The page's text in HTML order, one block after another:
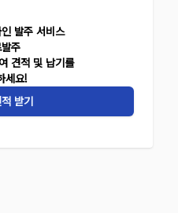
발주 서비스
주
견적 및 납기를
세요!
받기